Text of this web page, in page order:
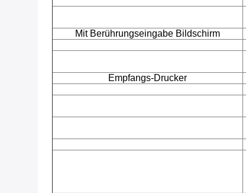
Mit Berührungseingabe Bildschirm
Empfangs-Drucker